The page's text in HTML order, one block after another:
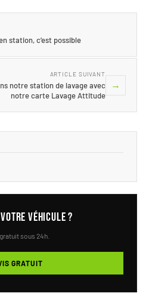
station, c’est possible
→
ARTICLE SUIVANT
notre station de lavage avec
notre carte Lavage Attitude
véhicule ?
sous 24h.
GRATUIT